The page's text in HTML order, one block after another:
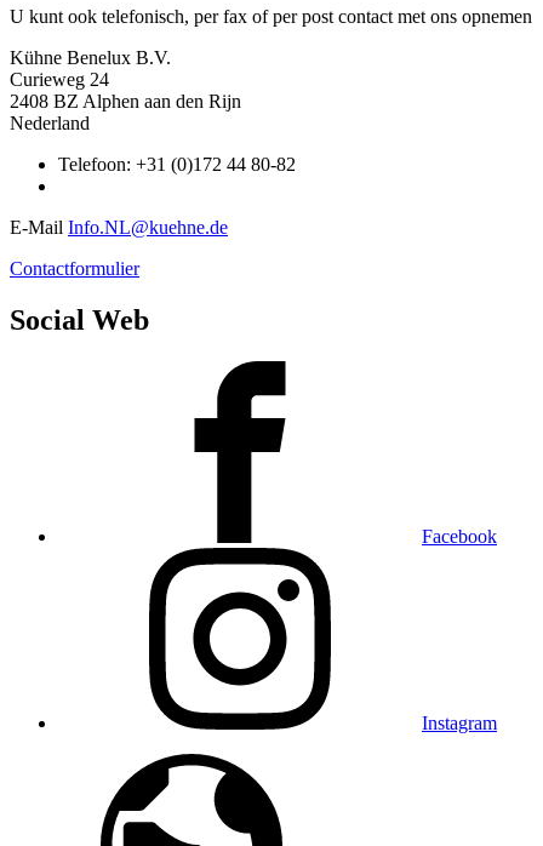
U kunt ook telefonisch, per fax of per post contact met ons opnemen
Kühne Benelux B.V.
Curieweg 24
2408 BZ Alphen aan den Rijn
Nederland
Telefoon: +31 (0)172 44 80-82
E-Mail Info.NL@kuehne.de
Contactformulier
Social Web
Facebook
Instagram